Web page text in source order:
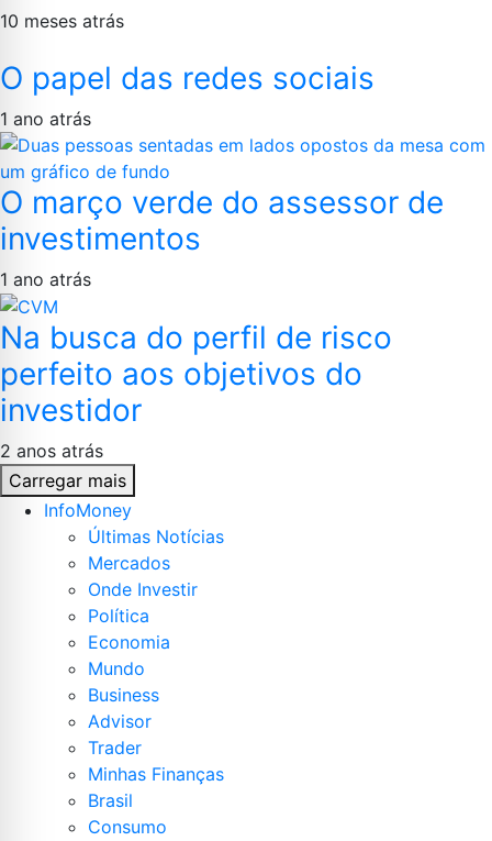
10 meses atrás
O papel das redes sociais
1 ano atrás
O março verde do assessor de
investimentos
1 ano atrás
Na busca do perfil de risco
perfeito aos objetivos do
investidor
2 anos atrás
Carregar mais
InfoMoney
Últimas Notícias
Mercados
Onde Investir
Política
Economia
Mundo
Business
Advisor
Trader
Minhas Finanças
Brasil
Consumo